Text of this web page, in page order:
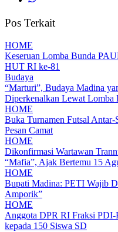
Pos Terkait
HOME
Keseruan Lomba Bunda
HUT RI ke-81
Budaya
“Marturi”, Budaya Madina
Diperkenalkan Lewat
HOME
Buka Turnamen Futsal
Pesan Camat
HOME
Dikonfirmasi Wartawan
“Mafia”, Ajak Bertemu 15
HOME
Bupati Madina: PETI Wajib
Amporik”
HOME
Anggota DPR RI Fraksi PDI-
kepada 150 Siswa SD